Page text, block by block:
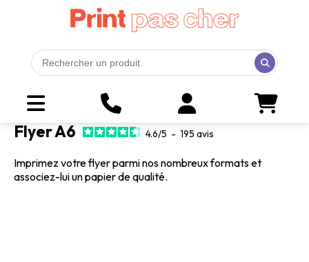
Flyer A6 4.6/5 - 195 avis
Imprimez votre flyer parmi nos nombreux formats et
associez-lui un papier de qualité.